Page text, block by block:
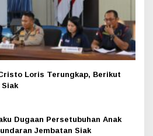
Loris Terungkap, Berikut
Dugaan Persetubuhan Anak
Jembatan Siak